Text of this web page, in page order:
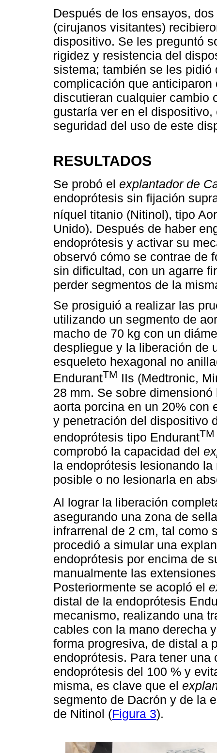
Después de los ensayos,
(cirujanos visitantes)
dispositivo. Se les preguntó
rigidez y resistencia del
sistema; también se les
complicación que
discutieran cualquier cambio
gustaría ver en el
seguridad del uso de este
RESULTADOS
Se probó el explantador de
endoprótesis sin fijación
níquel titanio (Nitinol), tipo
Unido). Después de haber
endoprótesis y activar su
observó cómo se contrae de
sin dificultad, con un agarre
perder segmentos de la
Se prosiguió a realizar las
utilizando un segmento de
macho de 70 kg con un
despliegue y la liberación de
esqueleto hexagonal no
EndurantTM IIs (Medtronic,
28 mm. Se sobre
aorta porcina en un 20% con
y penetración del dispositivo
endoprótesis tipo EndurantTM
comprobó la capacidad del
la endoprótesis lesionando
posible o no lesionarla en
Al lograr la liberación
asegurando una zona de
infrarrenal de 2 cm, tal como
procedió a simular una
endoprótesis por encima de
manualmente las
Posteriormente se acopló el
distal de la endoprótesis
mecanismo, realizando una
cables con la mano derecha
forma progresiva, de distal a
endoprótesis. Para tener una
endoprótesis del 100 % y
misma, es clave que el
segmento de Dacrón y de la
de Nitinol (Figura 3).